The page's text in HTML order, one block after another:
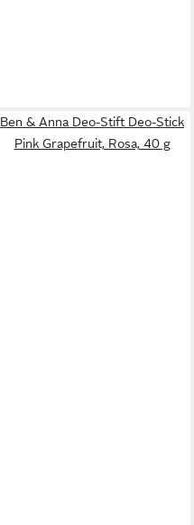
Ben & Anna Deo-Stift Deo-Stick
Pink Grapefruit, Rosa, 40 g